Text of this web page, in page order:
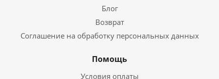
Блог
Возврат
Соглашение на обработку персональных данных
Помощь
Условия оплаты